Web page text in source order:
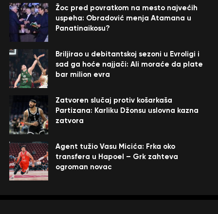
Žoc pred povratkom na mesto najvećih
uspeha: Obradović menja Atamana u
Panatinaikosu?
Briljirao u debitantskoj sezoni u Evroligi i
sad ga hoće najjači: Ali moraće da plate
bar milion evra
Zatvoren slučaj protiv košarkaša
Partizana: Karliku Džonsu uslovna kazna
zatvora
Agent tužio Vasu Micića: Frka oko
transfera u Hapoel – Grk zahteva
ogroman novac